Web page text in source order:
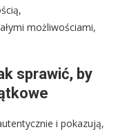
możliwościami,
sprawić, by
i pokazują,